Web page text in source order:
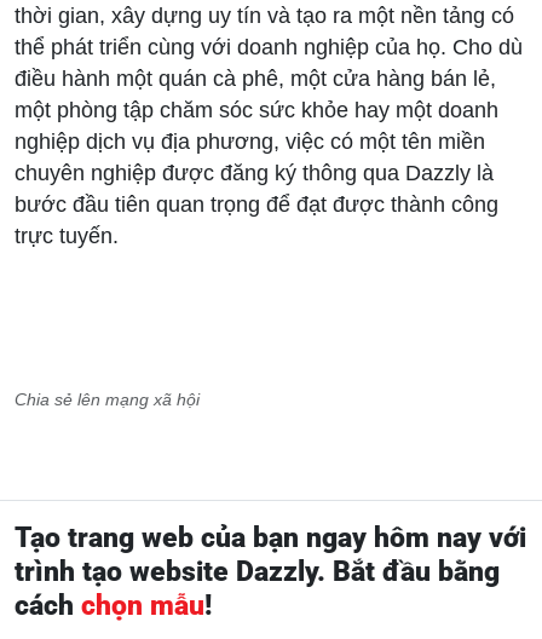
thời gian, xây dựng uy tín và tạo ra một nền tảng có
thể phát triển cùng với doanh nghiệp của họ. Cho dù
điều hành một quán cà phê, một cửa hàng bán lẻ,
một phòng tập chăm sóc sức khỏe hay một doanh
nghiệp dịch vụ địa phương, việc có một tên miền
chuyên nghiệp được đăng ký thông qua Dazzly là
bước đầu tiên quan trọng để đạt được thành công
trực tuyến.
Chia sẻ lên mạng xã hội
Tạo trang web của bạn ngay hôm nay với
trình tạo website Dazzly. Bắt đầu bằng
cách chọn mẫu!